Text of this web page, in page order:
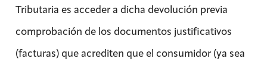
Tributaria es acceder a dicha devolución previa
comprobación de los documentos justificativos
(facturas) que acrediten que el consumidor (ya sea